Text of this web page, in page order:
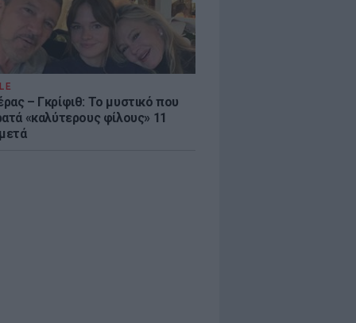
– Γκρίφιθ: Το μυστικό που
«καλύτερους φίλους» 11